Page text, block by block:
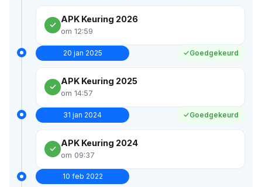
APK Keuring 2026
om 12:59
20 jan 2025 Goedgekeurd
APK Keuring 2025
om 14:57
31 jan 2024 Goedgekeurd
APK Keuring 2024
om 09:37
10 feb 2022